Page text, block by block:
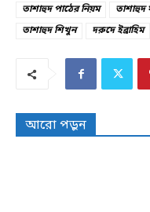
তাশাহুদ পাঠের নিয়ম
তাশাহুদ শিখুন
দরুদে ইব্রাহিম
আরো পড়ুন